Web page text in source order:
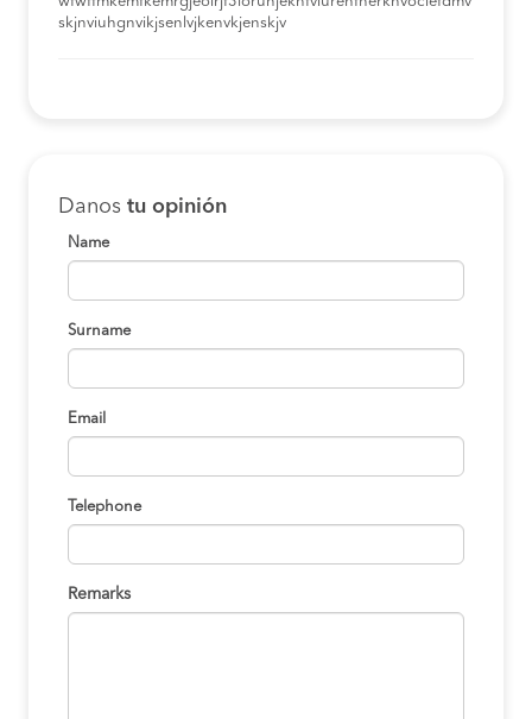
skjnviuhgnvikjsenlvjkenvkjenskjv
Danos tu opinión
Name
Surname
Email
Telephone
Remarks